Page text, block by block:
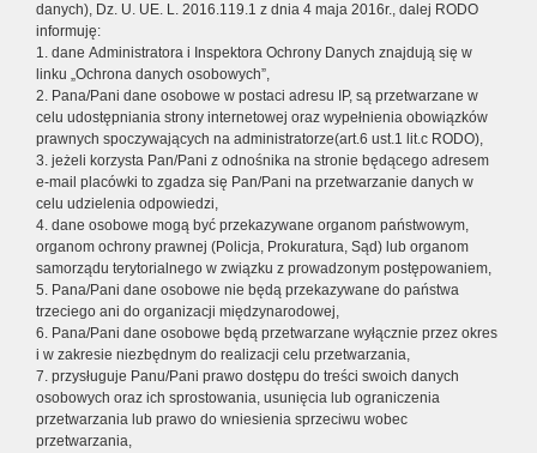
danych), Dz. U. UE. L. 2016.119.1 z dnia 4 maja 2016r., dalej RODO
informuję:
1. dane Administratora i Inspektora Ochrony Danych znajdują się w
linku „Ochrona danych osobowych”,
2. Pana/Pani dane osobowe w postaci adresu IP, są przetwarzane w
celu udostępniania strony internetowej oraz wypełnienia obowiązków
prawnych spoczywających na administratorze(art.6 ust.1 lit.c RODO),
3. jeżeli korzysta Pan/Pani z odnośnika na stronie będącego adresem
e-mail placówki to zgadza się Pan/Pani na przetwarzanie danych w
celu udzielenia odpowiedzi,
4. dane osobowe mogą być przekazywane organom państwowym,
organom ochrony prawnej (Policja, Prokuratura, Sąd) lub organom
samorządu terytorialnego w związku z prowadzonym postępowaniem,
5. Pana/Pani dane osobowe nie będą przekazywane do państwa
trzeciego ani do organizacji międzynarodowej,
6. Pana/Pani dane osobowe będą przetwarzane wyłącznie przez okres
i w zakresie niezbędnym do realizacji celu przetwarzania,
7. przysługuje Panu/Pani prawo dostępu do treści swoich danych
osobowych oraz ich sprostowania, usunięcia lub ograniczenia
przetwarzania lub prawo do wniesienia sprzeciwu wobec
przetwarzania,